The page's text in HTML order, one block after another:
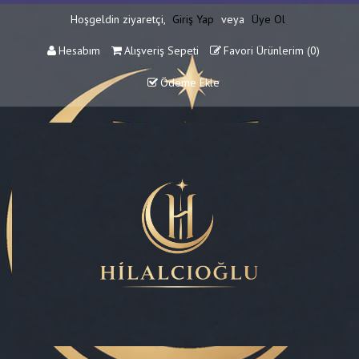
Hoşgeldin ziyaretçi, Giriş Yap veya Üye Ol
Hesabım Alışveriş Sepeti Favori Ürünlerim (0)
Ödeme Ekle